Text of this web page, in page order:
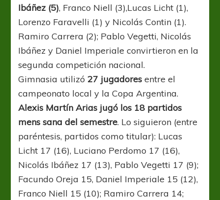
Ibáñez (5), Franco Niell (3),Lucas Licht (1),
Lorenzo Faravelli (1) y Nicolás Contin (1).
Ramiro Carrera (2); Pablo Vegetti, Nicolás
Ibáñez y Daniel Imperiale convirtieron en la
segunda competición nacional.
Gimnasia utilizó27 jugadores entre el
campeonato local y la Copa Argentina.
Alexis Martín Arias jugó los 18 partidos
mens sana del semestre. Lo siguieron (entre
paréntesis, partidos como titular): Lucas
Licht 17 (16), Luciano Perdomo 17 (16),
Nicolás Ibáñez 17 (13), Pablo Vegetti 17 (9);
Facundo Oreja 15, Daniel Imperiale 15 (12),
Franco Niell 15 (10); Ramiro Carrera 14;